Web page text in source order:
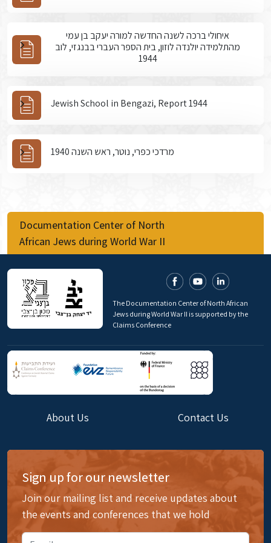
איחולי ברכה לשנה החדשה למורה יעקב בן עמי
מהתלמידה יולנדה לוזון, בית הספר העברי בבנגזי, לוב
1944
Jewish School in Bengazi, Report 1944
מרדכי כפרי, נוטר, ראש השנה 1940
Documentation Center of North
African Jews during World War II
The Documentation Center of North African
Jews during World War II is supported by the
Claims Conference
About Us Contact Us
Sign up for our newsletter
Join our mailing list and receive updates about
the events and conferences that we hold